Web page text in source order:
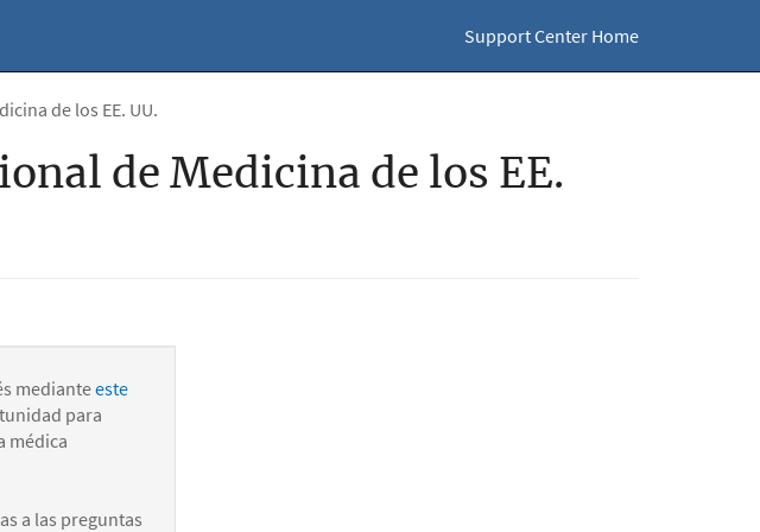
Support Center Home
de los EE. UU.
de Medicina de los EE.
medianteeste
para
médica
a las preguntas